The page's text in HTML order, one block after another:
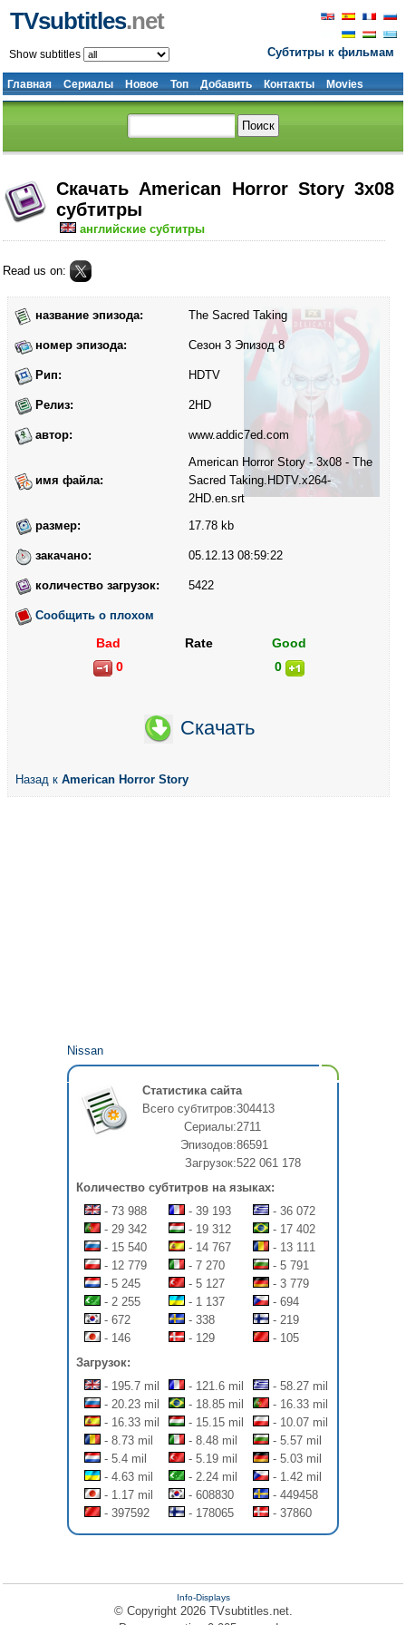
Субтитры к фильмам
TVsubtitles.net
Главная Сериалы Новое Топ Добавить Контакты Movies
Show subtitles
Скачать American Horror Story 3x08
субтитры
английские субтитры
Read us on:
название эпизода: The Sacred Taking
номер эпизода: Сезон 3 Эпизод 8
Рип: HDTV
Релиз: 2HD
автор: www.addic7ed.com
имя файла:
American Horror Story - 3x08 - The
Sacred Taking.HDTV.x264-
2HD.en.srt
размер:
17.78 kb
закачано: 05.12.13 08:59:22
количество загрузок: 5422
Сообщить о плохом
Bad Rate
Good
0
0
Скачать
Назад к American Horror Story
Nissan
Статистика сайта
Всего субтитров:304413
Сериалы:2711
Эпизодов:86591
Загрузок:522 061 178
Количество субтитров на языках:
- 73 988
- 39 193
- 36 072
- 29 342
- 19 312
- 17 402
- 15 540
- 14 767
- 13 111
- 12 779
- 7 270
- 5 791
- 5 245
- 5 127
- 3 779
- 2 255
- 1 137
- 694
- 672
- 338
- 219
- 146
- 129
- 105
Загрузок:
- 195.7 mil
- 121.6 mil
- 58.27 mil
- 20.23 mil
- 18.85 mil
- 16.33 mil
- 16.33 mil
- 15.15 mil
- 10.07 mil
- 8.73 mil
- 8.48 mil
- 5.57 mil
- 5.4 mil
- 5.19 mil
- 5.03 mil
- 4.63 mil
- 2.24 mil
- 1.42 mil
- 1.17 mil
- 608830
- 449458
- 397592
- 178065 - 37860
Info-Displays
© Copyright 2026 TVsubtitles.net.